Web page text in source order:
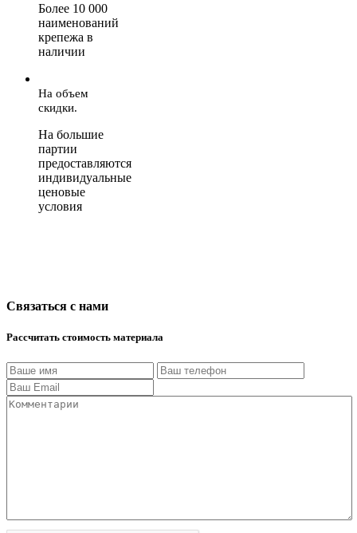
Более 10 000
наименований
крепежа в
наличии
На объем
скидки.
На большие
партии
предоставляются
индивидуальные
ценовые
условия
Связаться с нами
Рассчитать стоимость материала